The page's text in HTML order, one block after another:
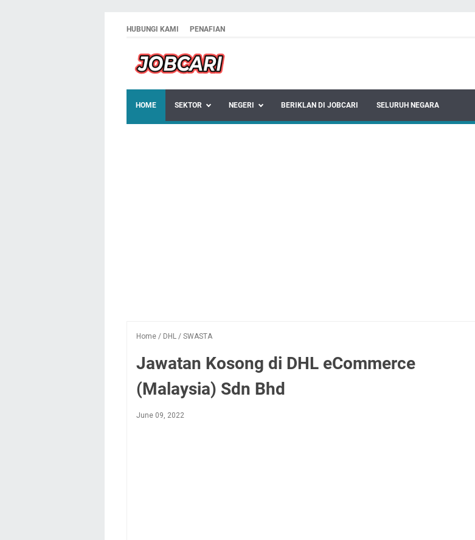
HUBUNGI KAMI PENAFIAN
HOME SEKTOR NEGERI BERIKLAN DI JOBCARI SELURUH NEGARA
Home / DHL / SWASTA
Jawatan Kosong di DHL eCommerce
(Malaysia) Sdn Bhd
June 09, 2022